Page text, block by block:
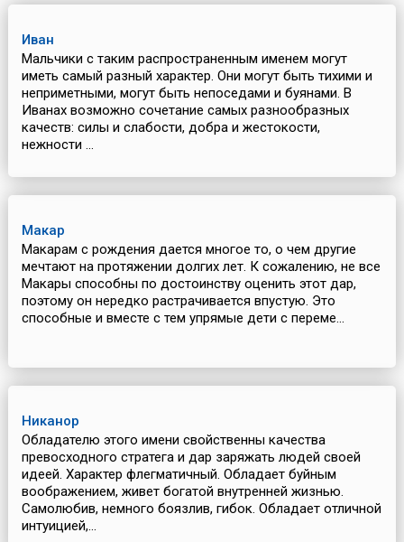
Иван
Мальчики с таким распространенным именем могут
иметь самый разный характер. Они могут быть тихими и
неприметными, могут быть непоседами и буянами. В
Иванах возможно сочетание самых разнообразных
качеств: силы и слабости, добра и жестокости,
нежности ...
Макар
Макарам с рождения дается многое то, о чем другие
мечтают на протяжении долгих лет. К сожалению, не все
Макары способны по достоинству оценить этот дар,
поэтому он нередко растрачивается впустую. Это
способные и вместе с тем упрямые дети с переме...
Никанор
Обладателю этого имени свойственны качества
превосходного стратега и дар заряжать людей своей
идеей. Характер флегматичный. Обладает буйным
воображением, живет богатой внутренней жизнью.
Самолюбив, немного боязлив, гибок. Обладает отличной
интуицией,...